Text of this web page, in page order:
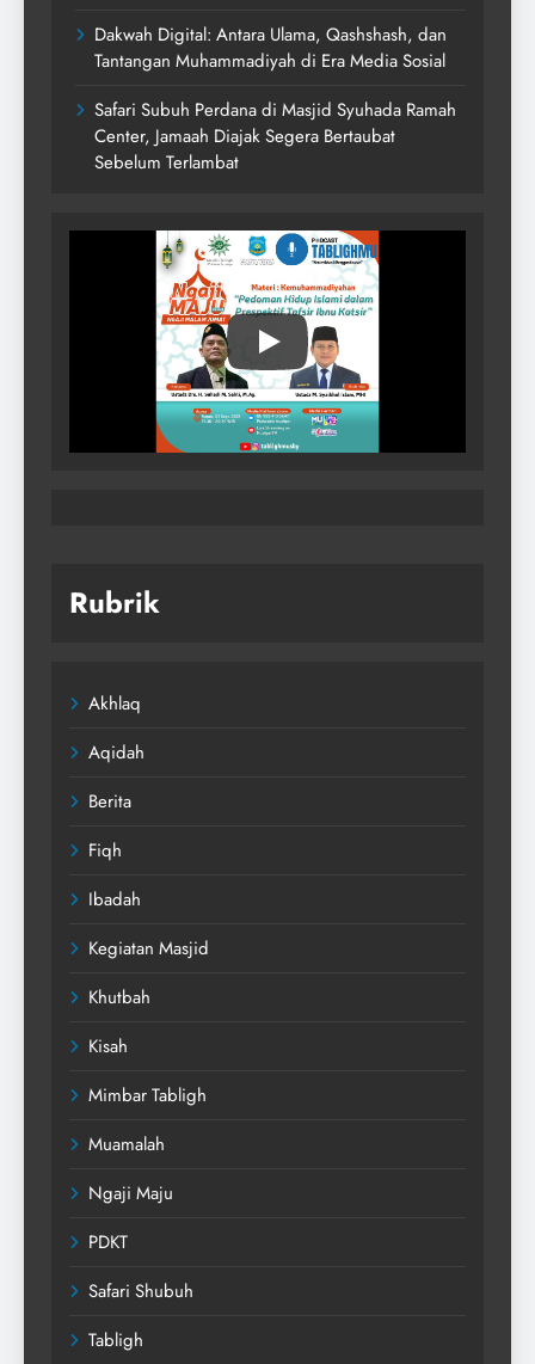
Dakwah Digital: Antara Ulama, Qashshash, dan
Tantangan Muhammadiyah di Era Media Sosial
Safari Subuh Perdana di Masjid Syuhada Ramah
Center, Jamaah Diajak Segera Bertaubat
Sebelum Terlambat
Rubrik
Akhlaq
Aqidah
Berita
Fiqh
Ibadah
Kegiatan Masjid
Khutbah
Kisah
Mimbar Tabligh
Muamalah
Ngaji Maju
PDKT
Safari Shubuh
Tabligh